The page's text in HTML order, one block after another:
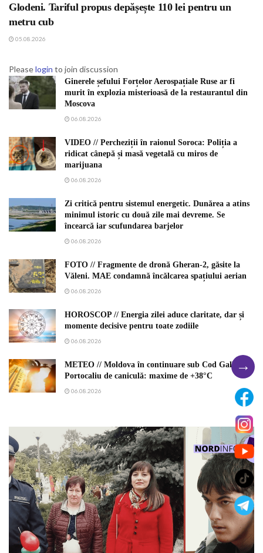
Glodeni. Tariful propus depășește 110 lei pentru un
metru cub
05.08.2026
Pleaselogin to join discussion
Ginerele șefului Forțelor Aerospațiale Ruse ar fi
murit în explozia misterioasă de la restaurantul din
Moscova
06.08.2026
VIDEO // Percheziții în raionul Soroca: Poliția a
ridicat cânepă și masă vegetală cu miros de
marijuana
06.08.2026
Zi critică pentru sistemul energetic. Dunărea a atins
minimul istoric cu două zile mai devreme. Se
încearcă iar scufundarea barjelor
06.08.2026
FOTO // Fragmente de dronă Gheran-2, găsite la
Văleni. MAE condamnă încălcarea spațiului aerian
06.08.2026
HOROSCOP // Energia zilei aduce claritate, dar și
momente decisive pentru toate zodiile
06.08.2026
METEO // Moldova în continuare sub Cod Galben și
Portocaliu de caniculă: maxime de +38°C
06.08.2026
→